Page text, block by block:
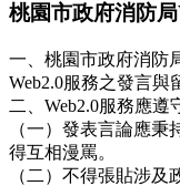
桃園市政府消防
一、桃園市政府消防
Web2.0服務之發言與
二、Web2.0服務應遵
（一）發表言論應
得互相漫罵。
（二）不得張貼涉及